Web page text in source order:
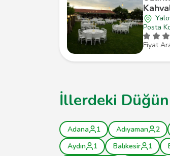
Posta
Fiyat
İllerdeki
Adana 1 Adıyaman 2
Aydın
1 Balıkesir 1